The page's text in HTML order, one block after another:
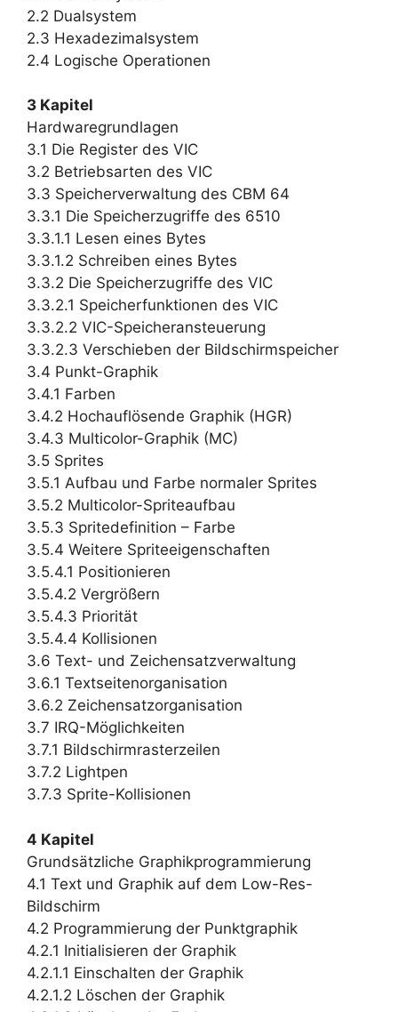
2.2 Dualsystem
2.3 Hexadezimalsystem
2.4 Logische Operationen
3 Kapitel
Hardwaregrundlagen
3.1 Die Register des VIC
3.2 Betriebsarten des VIC
3.3 Speicherverwaltung des CBM 64
3.3.1 Die Speicherzugriffe des 6510
3.3.1.1 Lesen eines Bytes
3.3.1.2 Schreiben eines Bytes
3.3.2 Die Speicherzugriffe des VIC
3.3.2.1 Speicherfunktionen des VIC
3.3.2.2 VIC-Speicheransteuerung
3.3.2.3 Verschieben der Bildschirmspeicher
3.4 Punkt-Graphik
3.4.1 Farben
3.4.2 Hochauflösende Graphik (HGR)
3.4.3 Multicolor-Graphik (MC)
3.5 Sprites
3.5.1 Aufbau und Farbe normaler Sprites
3.5.2 Multicolor-Spriteaufbau
3.5.3 Spritedefinition – Farbe
3.5.4 Weitere Spriteeigenschaften
3.5.4.1 Positionieren
3.5.4.2 Vergrößern
3.5.4.3 Priorität
3.5.4.4 Kollisionen
3.6 Text- und Zeichensatzverwaltung
3.6.1 Textseitenorganisation
3.6.2 Zeichensatzorganisation
3.7 IRQ-Möglichkeiten
3.7.1 Bildschirmrasterzeilen
3.7.2 Lightpen
3.7.3 Sprite-Kollisionen
4 Kapitel
Grundsätzliche Graphikprogrammierung
4.1 Text und Graphik auf dem Low-Res-
Bildschirm
4.2 Programmierung der Punktgraphik
4.2.1 Initialisieren der Graphik
4.2.1.1 Einschalten der Graphik
4.2.1.2 Löschen der Graphik